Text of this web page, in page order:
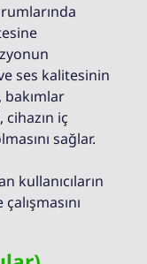
ses kalitesinin
bakımlar
cihazın iç
sağlar.
kullanıcıların